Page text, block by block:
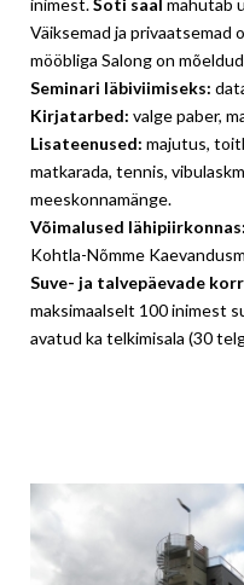
Väiksemad ja privaatsemad
mööbliga Salong on
Seminari läbiviimiseks:
Kirjatarbed: valge paber,
Lisateenused: majutus,
matkarada, tennis,
meeskonnamänge.
Võimalused lähipiirkonnas:
Kohtla-Nõmme
Suve- ja talvepäevade
maksimaalselt 100 inimest
avatud ka telkimisala (30